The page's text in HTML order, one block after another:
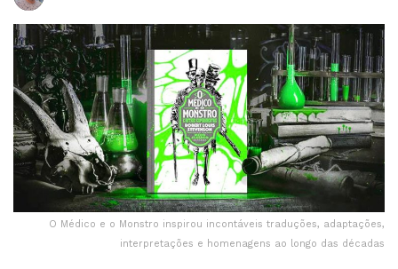
O Médico e o Monstro inspirou incontáveis traduções, adaptações,
interpretações e homenagens ao longo das décadas